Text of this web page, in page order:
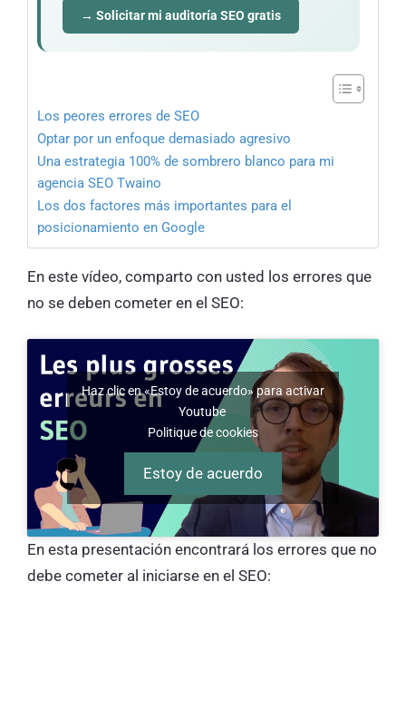
→ Solicitar mi auditoría SEO gratis
Los peores errores de SEO
Optar por un enfoque demasiado agresivo
Una estrategia 100% de sombrero blanco para mi
agencia SEO Twaino
Los dos factores más importantes para el
posicionamiento en Google
En este vídeo, comparto con usted los errores que
no se deben cometer en el SEO:
Haz clic en «Estoy de acuerdo» para activar
Youtube
Politique de cookies
Estoy de acuerdo
En esta presentación encontrará los errores que no
debe cometer al iniciarse en el SEO: